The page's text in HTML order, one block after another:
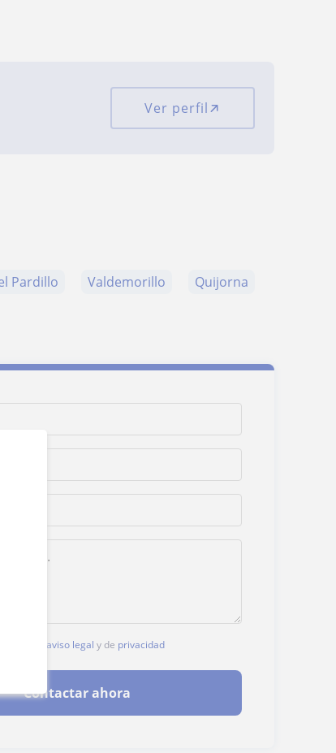
Ver perfil
Pardillo Valdemorillo
Quijorna
nuestro aviso legal y de privacidad
Contactar ahora